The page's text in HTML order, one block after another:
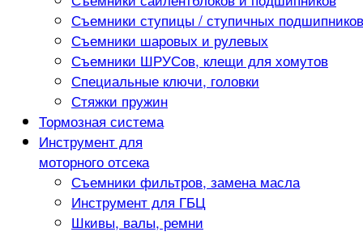
Съемники ступицы / ступичных подшипников
Съемники шаровых и рулевых
Съемники ШРУСов, клещи для хомутов
Специальные ключи, головки
Стяжки пружин
Тормозная система
Инструмент для
моторного отсека
Съемники фильтров, замена масла
Инструмент для ГБЦ
Шкивы, валы, ремни